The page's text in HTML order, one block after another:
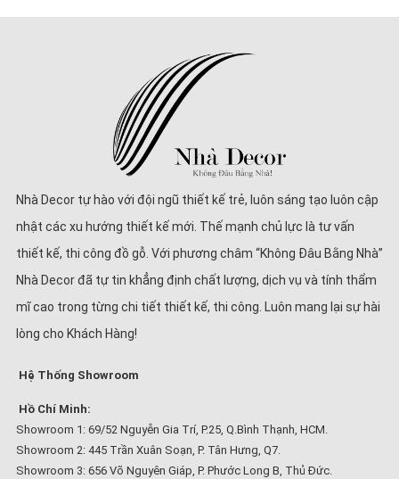
Nhà Decor tự hào với đội ngũ thiết kế trẻ, luôn sáng tạo luôn cập
nhật các xu hướng thiết kế mới. Thế mạnh chủ lực là tư vấn
thiết kế, thi công đồ gỗ. Với phương châm “Không Đâu Bằng Nhà”
Nhà Decor đã tự tin khẳng định chất lượng, dịch vụ và tính thẩm
mĩ cao trong từng chi tiết thiết kế, thi công. Luôn mang lại sự hài
lòng cho Khách Hàng!
Hệ Thống Showroom
Hồ Chí Minh:
Showroom 1: 69/52 Nguyễn Gia Trí, P.25, Q.Bình Thạnh, HCM.
Showroom 2: 445 Trần Xuân Soạn, P. Tân Hưng, Q7.
Showroom 3: 656 Võ Nguyên Giáp, P. Phước Long B, Thủ Đức.